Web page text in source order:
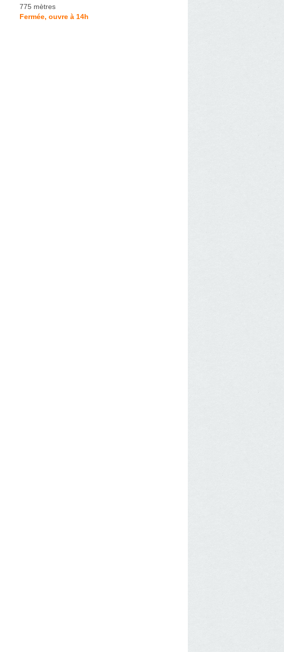
775 mètres
Fermée, ouvre à 14h